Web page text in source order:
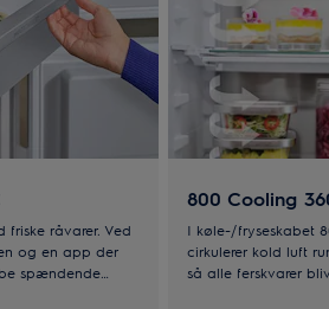
friske råvarer. Ved
og en app der
spændende
800 Cooling
I køle-/fryseskabet
cirkulerer kold luft
så alle ferskvarer